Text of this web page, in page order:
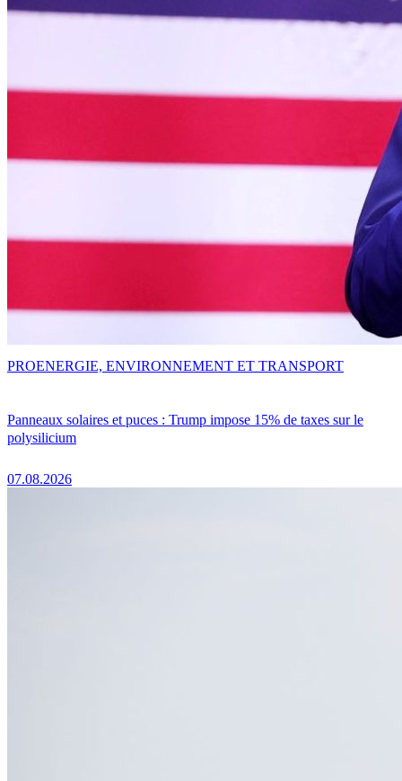
Panneaux solaires et puces : Trump impose 15% de taxes sur le
polysilicium
07.08.2026
PROENERGIE, ENVIRONNEMENT ET TRANSPORT